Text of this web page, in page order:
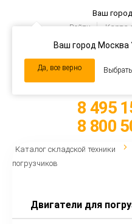
Ваш
Ваш город Москва
Да, все верно
Войти Карта
navigation
8 495
8 800
Каталог складской техники
погрузчиков
Двигатели для